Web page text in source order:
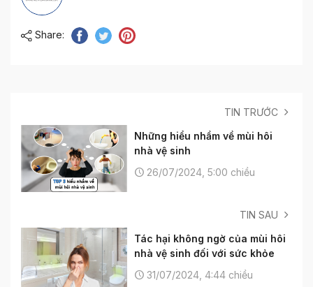
Share:
TIN TRƯỚC
Những hiểu nhầm về mùi hôi
nhà vệ sinh
26/07/2024, 5:00 chiều
TIN SAU
Tác hại không ngờ của mùi hôi
nhà vệ sinh đối với sức khỏe
31/07/2024, 4:44 chiều